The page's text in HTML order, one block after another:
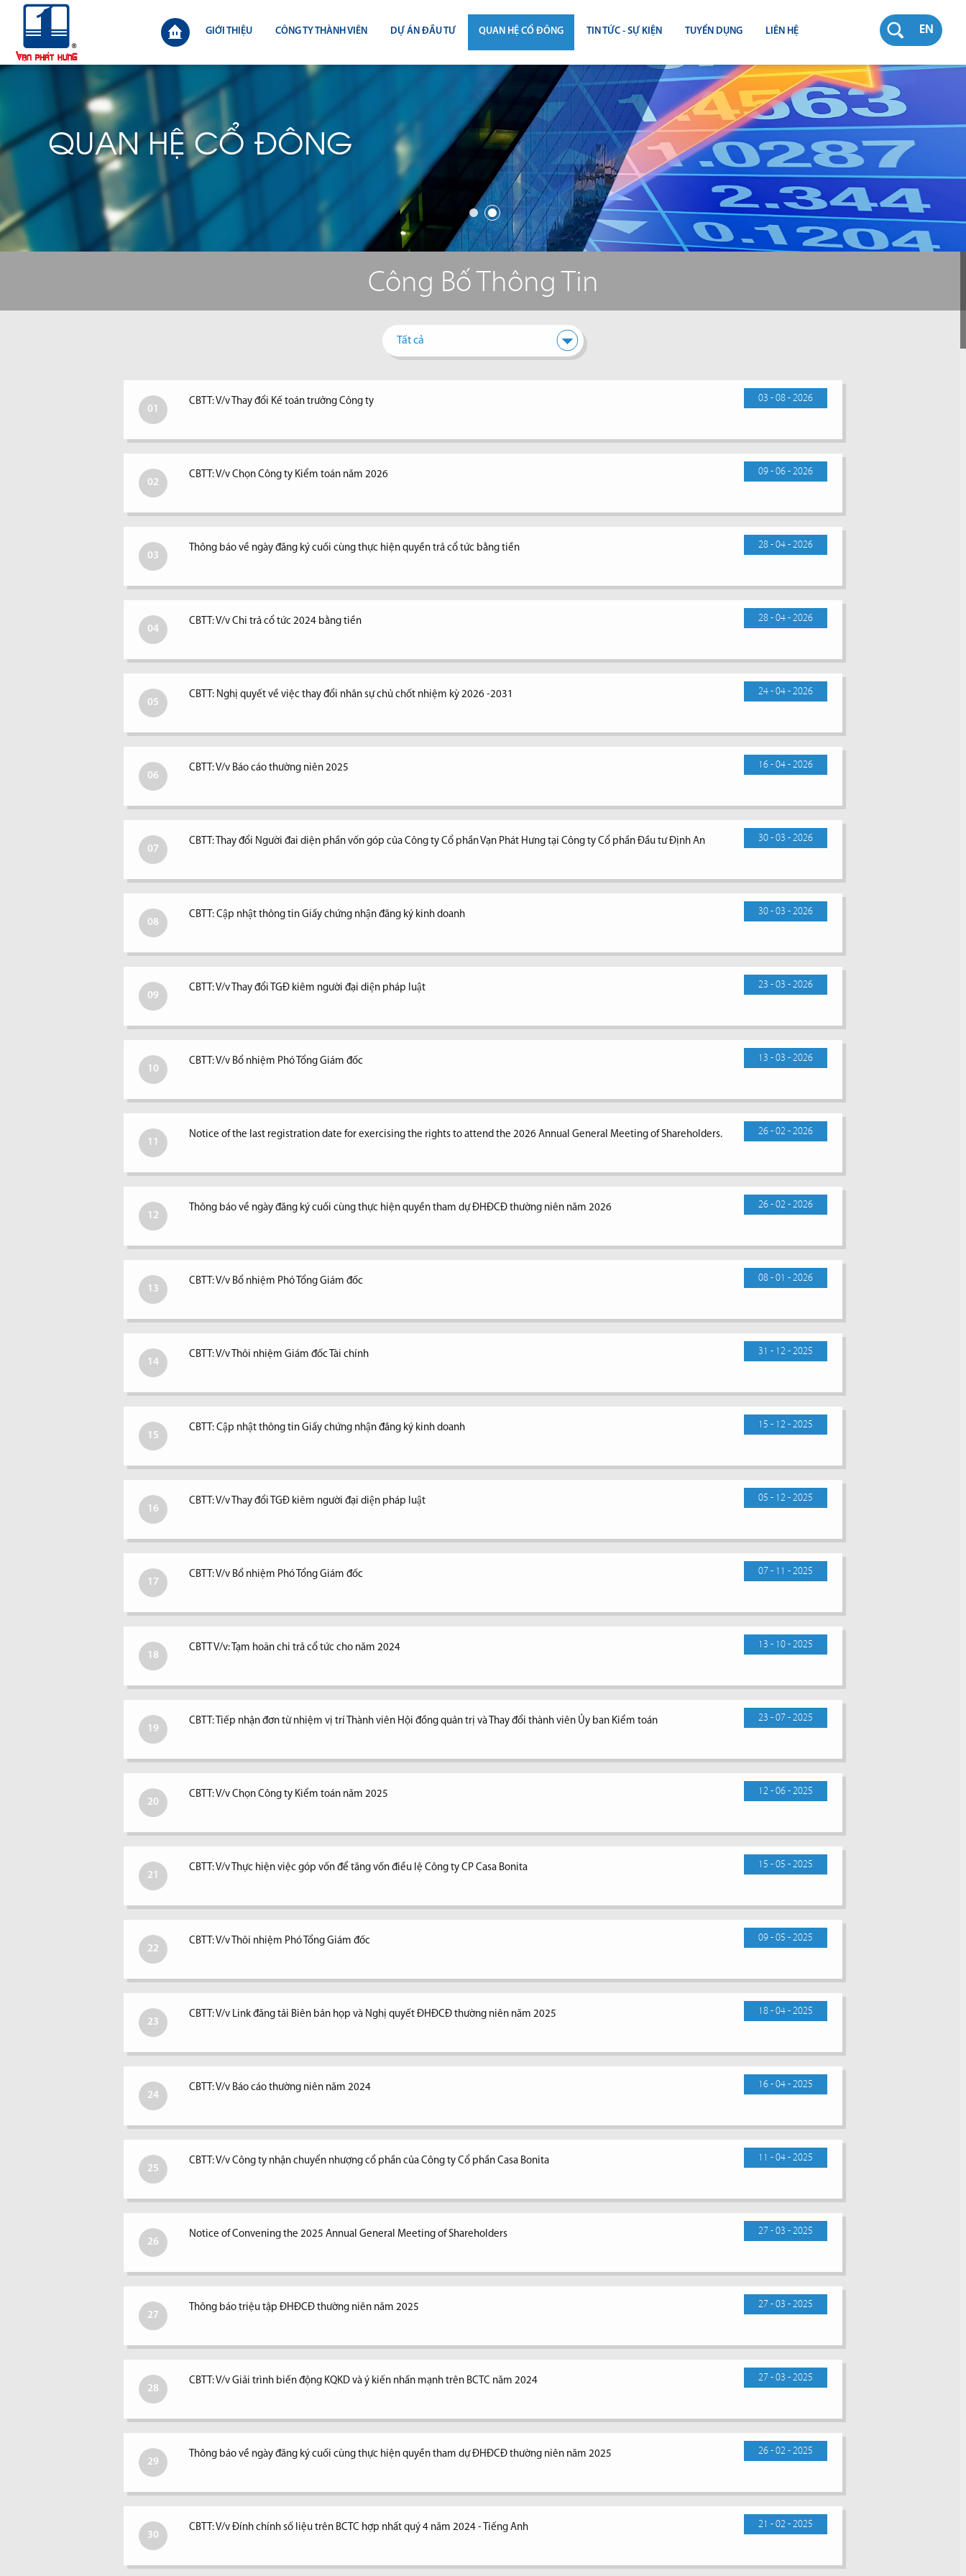
EN
GIỚI THIỆU CÔNG TY THÀNH VIÊN DỰ ÁN ĐẦU TƯ QUAN HỆ CỔ ĐÔNG
CÔNG BỐ THÔNG TIN
ĐẠI HỘI ĐỒNG CỔ ĐÔNG
BÁO CÁO THƯỜNG NIÊN
BÁO CÁO TÀI CHÍNH
BÁO CÁO QUẢN TRỊ CÔNG TY
TIN TỨC - SỰ KIỆN
TIN THỊ TRƯỜNG
TIN DỰ ÁN
TIN CÔNG TY
TUYỂN DỤNG LIÊN HỆ
QUAN HỆ CỔ ĐÔNG
Công Bố Thông Tin
Tất cả
01
03 - 08 - 2026
CBTT: V/v Thay đổi Kế toán trưởng Công ty
02
09 - 06 - 2026
CBTT: V/v Chọn Công ty Kiểm toán năm 2026
03
28 - 04 - 2026
Thông báo về ngày đăng ký cuối cùng thực hiện quyền trả cổ tức bằng tiền
04
28 - 04 - 2026
CBTT: V/v Chi trả cổ tức 2024 bằng tiền
05
24 - 04 - 2026
CBTT: Nghị quyết về việc thay đổi nhân sự chủ chốt nhiệm kỳ 2026 -2031
06
16 - 04 - 2026
CBTT: V/v Báo cáo thường niên 2025
07
30 - 03 - 2026
CBTT: Thay đổi Người đai diện phần vốn góp của Công ty Cổ phần Vạn Phát Hưng tại Công ty Cổ phần Đầu tư Định An
08
30 - 03 - 2026
CBTT: Cập nhật thông tin Giấy chứng nhận đăng ký kinh doanh
09
23 - 03 - 2026
CBTT: V/v Thay đổi TGĐ kiêm người đại diện pháp luật
10
13 - 03 - 2026
CBTT: V/v Bổ nhiệm Phó Tổng Giám đốc
11
26 - 02 - 2026
Notice of the last registration date for exercising the rights to attend the 2026 Annual General Meeting of Shareholders.
12
26 - 02 - 2026
Thông báo về ngày đăng ký cuối cùng thực hiện quyền tham dự ĐHĐCĐ thường niên năm 2026
13
08 - 01 - 2026
CBTT: V/v Bổ nhiệm Phó Tổng Giám đốc
14
31 - 12 - 2025
CBTT: V/v Thôi nhiệm Giám đốc Tài chính
15
15 - 12 - 2025
CBTT: Cập nhật thông tin Giấy chứng nhận đăng ký kinh doanh
16
05 - 12 - 2025
CBTT: V/v Thay đổi TGĐ kiêm người đại diện pháp luật
17
07 - 11 - 2025
CBTT: V/v Bổ nhiệm Phó Tổng Giám đốc
18
13 - 10 - 2025
CBTT V/v: Tạm hoãn chi trả cổ tức cho năm 2024
19
23 - 07 - 2025
CBTT: Tiếp nhận đơn từ nhiệm vị trí Thành viên Hội đồng quản trị và Thay đổi thành viên Ủy ban Kiểm toán
20
12 - 06 - 2025
CBTT: V/v Chọn Công ty Kiểm toán năm 2025
21
15 - 05 - 2025
CBTT: V/v Thực hiện việc góp vốn để tăng vốn điều lệ Công ty CP Casa Bonita
22
09 - 05 - 2025
CBTT: V/v Thôi nhiệm Phó Tổng Giám đốc
23
18 - 04 - 2025
CBTT: V/v Link đăng tải Biên bản họp và Nghị quyết ĐHĐCĐ thường niên năm 2025
24
16 - 04 - 2025
CBTT: V/v Báo cáo thường niên năm 2024
25
11 - 04 - 2025
CBTT: V/v Công ty nhận chuyển nhượng cổ phần của Công ty Cổ phần Casa Bonita
26
27 - 03 - 2025
Notice of Convening the 2025 Annual General Meeting of Shareholders
27
27 - 03 - 2025
Thông báo triệu tập ĐHĐCĐ thường niên năm 2025
28
27 - 03 - 2025
CBTT: V/v Giải trình biến động KQKD và ý kiến nhấn mạnh trên BCTC năm 2024
29
26 - 02 - 2025
Thông báo về ngày đăng ký cuối cùng thực hiện quyền tham dự ĐHĐCĐ thường niên năm 2025
30
21 - 02 - 2025
CBTT: V/v Đính chính số liệu trên BCTC hợp nhất quý 4 năm 2024 - Tiếng Anh